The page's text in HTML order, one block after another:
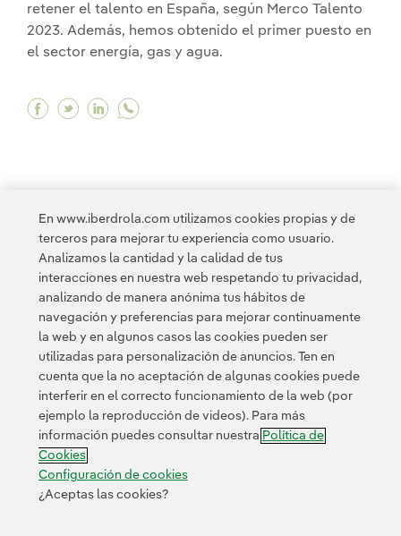
retener el talento en España, según Merco Talento
2023. Además, hemos obtenido el primer puesto en
el sector energía, gas y agua.
Facebook Iberdrola, empresa líder del sector
Twitter Iberdrola, empresa líder del
Linkedin Iberdrola, empresa líder del
< 1 2 3 4 5 ... 10 11 ...
22
Contacta Clientes Política de Privacidad Información legal
Transparencia en el uso de la IA
Configuración de cookies Accesibilidad
En www.iberdrola.com utilizamos cookies propias y de
terceros para mejorar tu experiencia como usuario.
Analizamos la cantidad y la calidad de tus
interacciones en nuestra web respetando tu privacidad,
analizando de manera anónima tus hábitos de
navegación y preferencias para mejorar continuamente
la web y en algunos casos las cookies pueden ser
utilizadas para personalización de anuncios. Ten en
cuenta que la no aceptación de algunas cookies puede
interferir en el correcto funcionamiento de la web (por
ejemplo la reproducción de videos). Para más
información puedes consultar nuestra Política de
Cookies
Configuración de cookies
¿Aceptas las cookies?